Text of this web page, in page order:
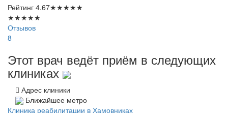
Рейтинг 4.67★★★★★
★★★★★
Отзывов
8
Этот врач ведёт приём в следующих
клиниках
Адрес клиники
Ближайшее метро
Клиника реабилитации в Хамовниках